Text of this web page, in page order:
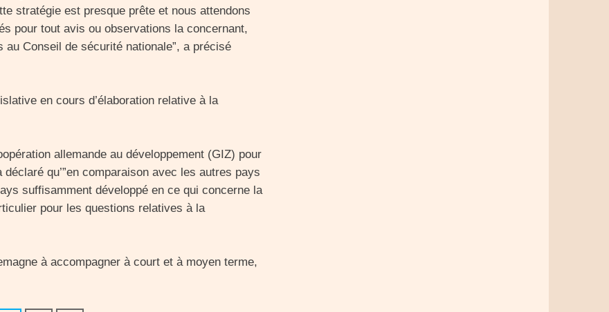
stratégie est presque prête et nous attendons
pour tout avis ou observations la concernant,
Conseil de sécurité nationale”, a précisé
en cours d’élaboration relative à la
allemande au développement (GIZ) pour
qu’”en comparaison avec les autres pays
suffisamment développé en ce qui concerne la
pour les questions relatives à la
à accompagner à court et à moyen terme,